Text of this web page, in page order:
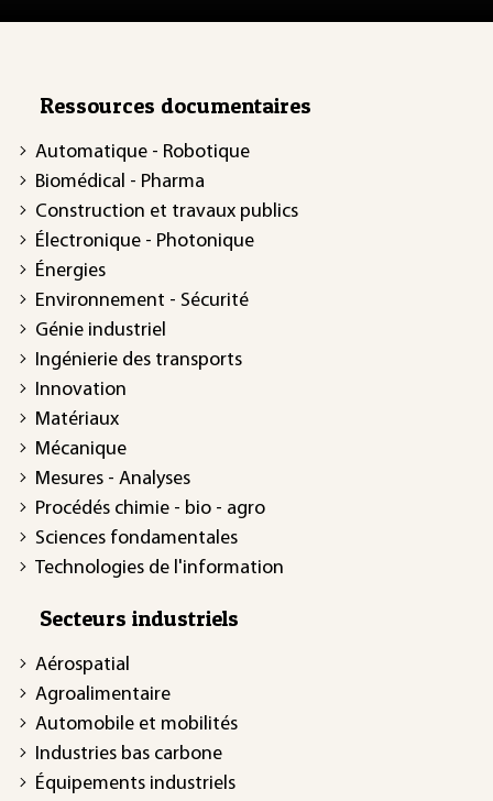
Ressources documentaires
Automatique - Robotique
Biomédical - Pharma
Construction et travaux publics
Électronique - Photonique
Énergies
Environnement - Sécurité
Génie industriel
Ingénierie des transports
Innovation
Matériaux
Mécanique
Mesures - Analyses
Procédés chimie - bio - agro
Sciences fondamentales
Technologies de l'information
Secteurs industriels
Aérospatial
Agroalimentaire
Automobile et mobilités
Industries bas carbone
Équipements industriels